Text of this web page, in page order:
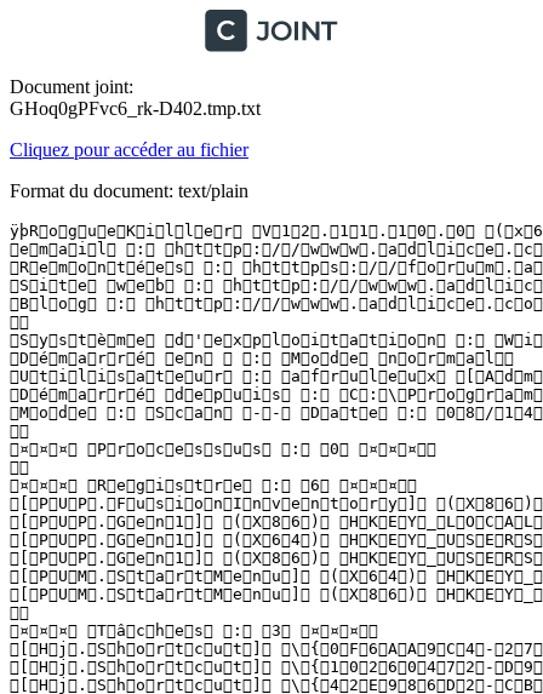
Document joint:
GHoq0gPFvc6_rk-D402.tmp.txt
Cliquez pour accéder au fichier
Format du document: text/plain
ÿþR o g u e K i l l e r   V 1 2 . 1 1 . 1 0 . 0 
 e m a i l   :   h t t p : / /
 R e m o n t é e s   :   h t t p s : / /
 S i t e   w e b   :   h t t p : / /
 B l o g   :   h t t p : / /
  
 S y s t è m e   d ' e x p l o i t a t i o n   : 
 D é m a r r é   e n     :   M o d e   n o r m a l  
 U t i l i s a t e u r   :   a f r u l e u x 
 D é m a r r é   d e p u i s   : 
 M o d e   :   S c a n   - -   D a t e   :   0 8 /
  
 ¤ ¤ ¤   P r o c e s s u s   :   0   ¤ ¤ ¤  
  
 ¤ ¤ ¤   R e g i s t r e   :   6   ¤ ¤ ¤  
 [ P U P . F u s i o n I n v e n t o r y ]   ( X 8 6 ) 
 [ P U P . G e n 1 ]   ( X 8 6 ) 
 [ P U P . G e n 1 ]   ( X 6 4 ) 
 [ P U P . G e n 1 ]   ( X 8 6 ) 
 [ P U M . S t a r t M e n u ]   ( X 6 4 ) 
 [ P U M . S t a r t M e n u ]   ( X 8 6 ) 
  
 ¤ ¤ ¤   T â c h e s   :   3   ¤ ¤ ¤  
 [ H j . S h o r t c u t ]   \ { 0 F 6 A A 9 C 4 -
 [ H j . S h o r t c u t ]   \ { 1 0 2 6 0 4 7 2 -
 [ H j . S h o r t c u t ]   \ { 4 2 E 9 8 6 D 2 -